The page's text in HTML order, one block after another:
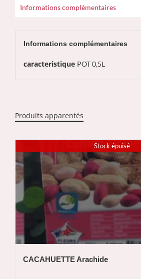
Informations complémentaires
Informations complémentaires
caracteristique POT 0,5L
Produits apparentés
Stock épuisé
CACAHUETTE Arachide